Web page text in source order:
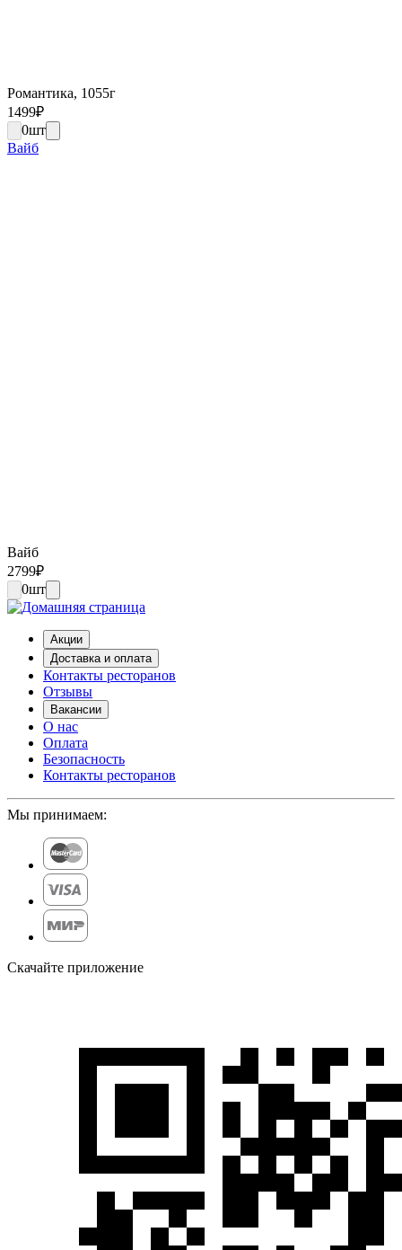
Романтика, 1055г
1499₽
0шт
Вайб
Вайб
2799₽
0шт
Акции
Доставка и оплата
Контакты ресторанов
Отзывы
Вакансии
О нас
Оплата
Безопасность
Контакты ресторанов
Мы принимаем:
Скачайте приложение